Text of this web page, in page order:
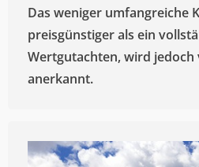
Das weniger umfangreiche
preisgünstiger als ein
Wertgutachten, wird
anerkannt.